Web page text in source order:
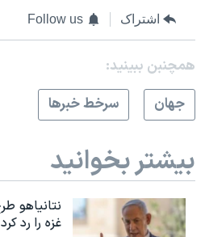
اشتراک Follow us
همچنبن ببینید:
جهان
سرخط خبرها
بیشتر بخوانید
غزه را رد کرد